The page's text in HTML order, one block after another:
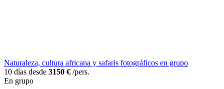
Naturaleza, cultura africana y safaris fotográficos en grupo
10 días desde 3150 € /pers.
En grupo